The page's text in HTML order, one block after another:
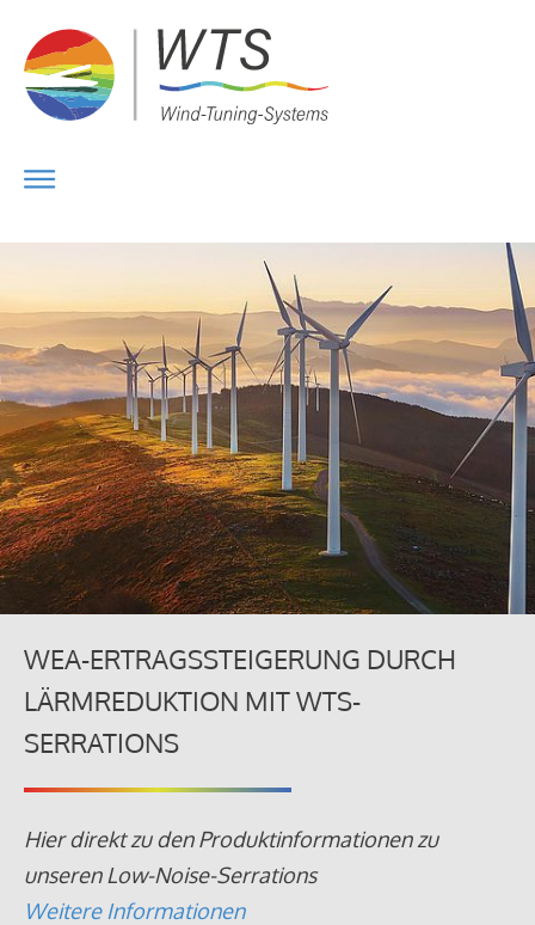
WEA-ERTRAGSSTEIGERUNG DURCH
LÄRMREDUKTION MIT WTS-
SERRATIONS
Hier direkt zu den Produktinformationen zu
unseren Low-Noise-Serrations
Weitere Informationen